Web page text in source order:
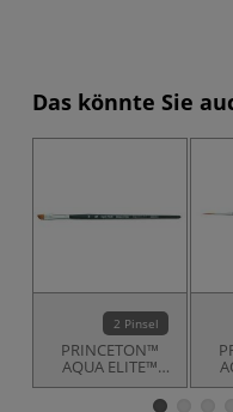
Das könnte Sie
2 Pinsel
PRINCETON™
AQUA ELITE™
Aquarellpinsel,
Serie 4850, flach